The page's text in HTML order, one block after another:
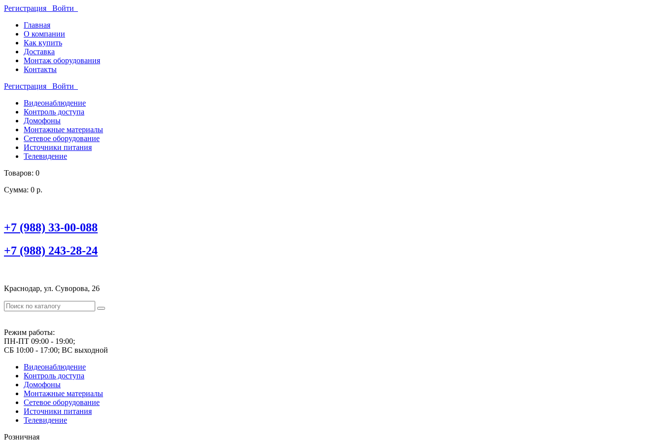
Регистрация Войти
Главная
О компании
Как купить
Доставка
Монтаж оборудования
Контакты
Регистрация Войти
Видеонаблюдение
Контроль доступа
Домофоны
Монтажные материалы
Сетевое оборудование
Источники питания
Телевидение
Товаров: 0
Сумма: 0 р.
+7 (988) 33-00-088
+7 (988) 243-28-24
Краснодар, ул. Суворова, 26
Режим работы:
ПН-ПТ 09:00 - 19:00;
СБ 10:00 - 17:00; ВС выходной
Видеонаблюдение
Контроль доступа
Домофоны
Монтажные материалы
Сетевое оборудование
Источники питания
Телевидение
Розничная